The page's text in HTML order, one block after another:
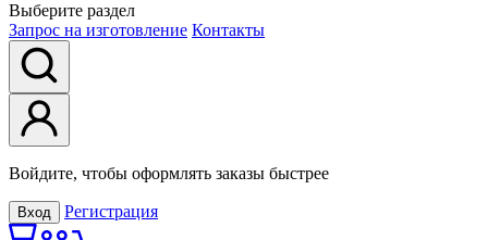
Выберите раздел
Запрос на изготовление Контакты
Войдите, чтобы оформлять заказы быстрее
Вход Регистрация